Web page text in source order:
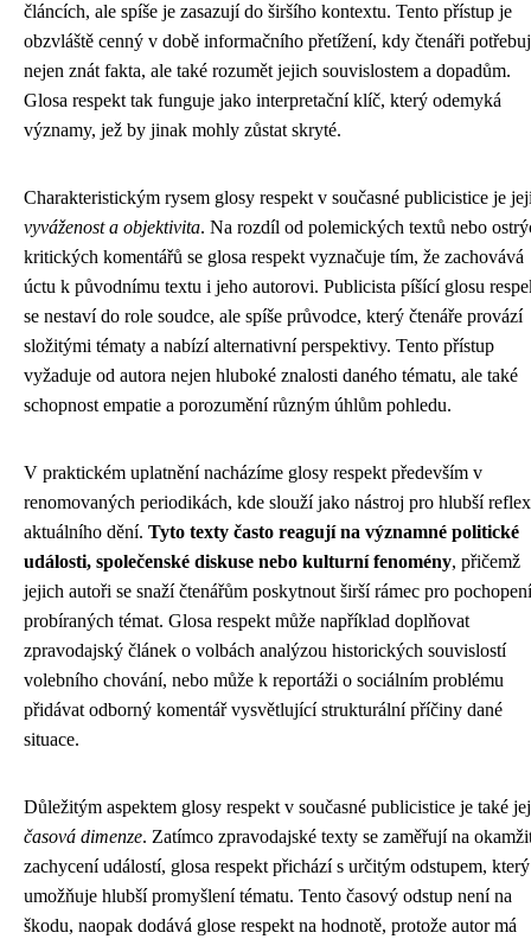
článcích, ale spíše je zasazují do širšího kontextu. Tento přístup je
obzvláště cenný v době informačního přetížení, kdy čtenáři
nejen znát fakta, ale také rozumět jejich souvislostem a dopadům.
Glosa respekt tak funguje jako interpretační klíč, který odemyká
významy, jež by jinak mohly zůstat skryté.
Charakteristickým rysem glosy respekt v současné publicistice je
vyváženost a objektivita. Na rozdíl od polemických textů nebo
kritických komentářů se glosa respekt vyznačuje tím, že zachovává
úctu k původnímu textu i jeho autorovi. Publicista píšící glosu
se nestaví do role soudce, ale spíše průvodce, který čtenáře provází
složitými tématy a nabízí alternativní perspektivy. Tento přístup
vyžaduje od autora nejen hluboké znalosti daného tématu, ale také
schopnost empatie a porozumění různým úhlům pohledu.
V praktickém uplatnění nacházíme glosy respekt především v
renomovaných periodikách, kde slouží jako nástroj pro hlubší
aktuálního dění. Tyto texty často reagují na významné politické
události, společenské diskuse nebo kulturní fenomény, přičemž
jejich autoři se snaží čtenářům poskytnout širší rámec pro pochopení
probíraných témat. Glosa respekt může například doplňovat
zpravodajský článek o volbách analýzou historických souvislostí
volebního chování, nebo může k reportáži o sociálním problému
přidávat odborný komentář vysvětlující strukturální příčiny dané
situace.
Důležitým aspektem glosy respekt v současné publicistice je také
časová dimenze. Zatímco zpravodajské texty se zaměřují na
zachycení událostí, glosa respekt přichází s určitým odstupem, který
umožňuje hlubší promyšlení tématu. Tento časový odstup není na
škodu, naopak dodává glose respekt na hodnotě, protože autor má